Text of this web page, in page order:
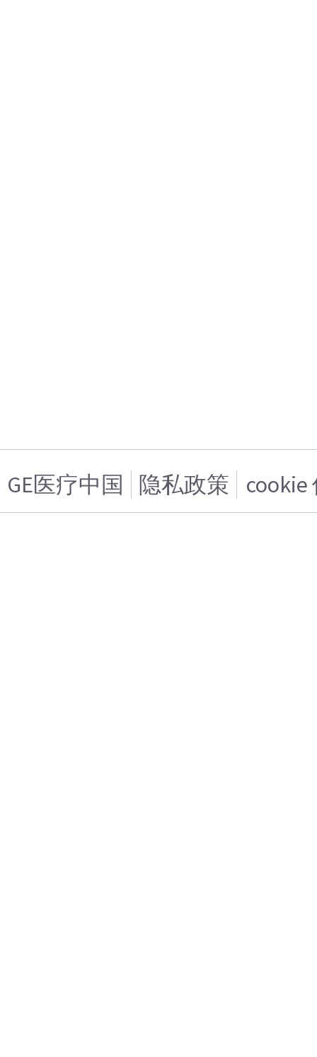
GE医疗中国 隐私政策 cookie